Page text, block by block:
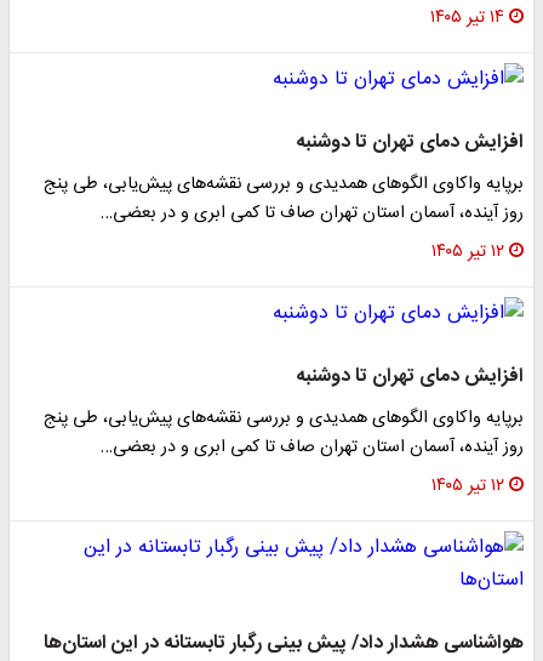
۱۴ تیر ۱۴۰۵
افزایش دمای تهران تا دوشنبه
برپایه واکاوی الگوهای همدیدی و بررسی نقشه‌های پیش‌یابی، طی پنج
روز آینده، آسمان استان تهران صاف تا کمی ابری و در بعضی…
۱۲ تیر ۱۴۰۵
افزایش دمای تهران تا دوشنبه
برپایه واکاوی الگوهای همدیدی و بررسی نقشه‌های پیش‌یابی، طی پنج
روز آینده، آسمان استان تهران صاف تا کمی ابری و در بعضی…
۱۲ تیر ۱۴۰۵
هواشناسی هشدار داد/ پیش بینی رگبار تابستانه در این استان‌ها